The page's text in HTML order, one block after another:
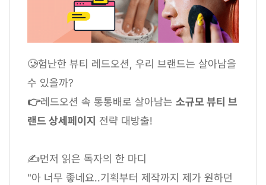
🥲험난한 뷰티 레드오션, 우리 브랜드는 살아남을
수 있을까?
👉레드오션 속 통통배로 살아남는 소규모 뷰티 브
랜드 상세페이지 전략 대방출!
✍먼저 읽은 독자의 한 마디
"아 너무 좋네요..기획부터 제작까지 제가 원하던